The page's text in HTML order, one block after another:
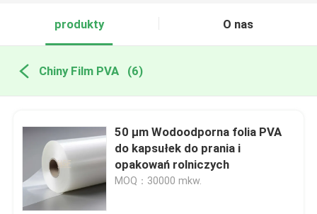
produkty O nas
Chiny Film PVA (6)
50 µm Wodoodporna folia PVA
do kapsułek do prania i
opakowań rolniczych
MOQ：30000 mkw.